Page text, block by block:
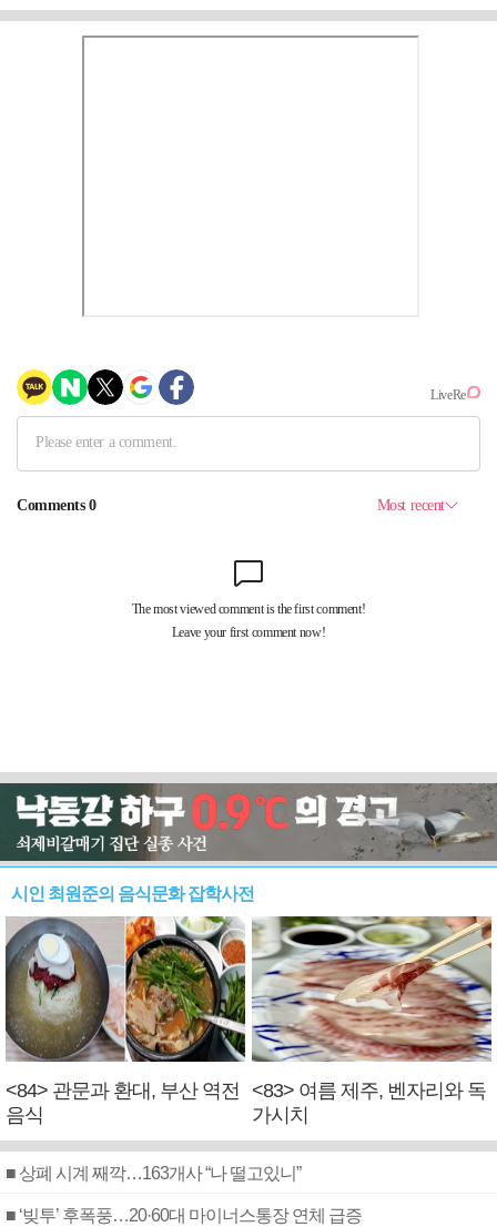
시인 최원준의 음식문화 잡학사전
<84> 관문과 환대, 부산 역전
음식
<83> 여름 제주, 벤자리와 독
가시치
■ 상폐 시계 째깍…163개사 “나 떨고있니”
■ ‘빚투’ 후폭풍…20·60대 마이너스통장 연체 급증